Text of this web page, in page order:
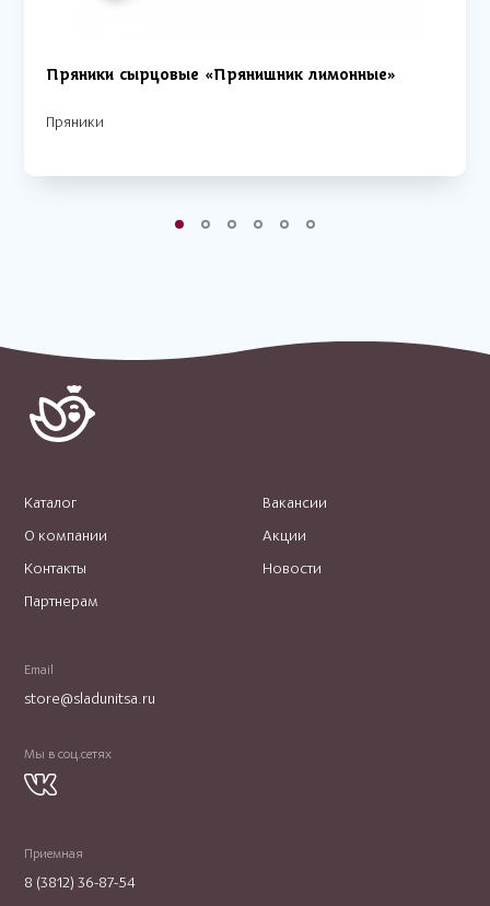
Пряники сырцовые «Прянишник лимонные»
Пряники
Каталог
О компании
Контакты
Партнерам
Вакансии
Акции
Новости
Email
store@sladunitsa.ru
Мы в соц.сетях
Приемная
8 (3812) 36-87-54